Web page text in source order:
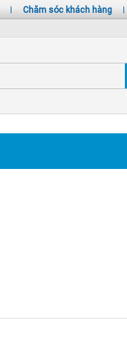
| Chăm sóc khách hàng |